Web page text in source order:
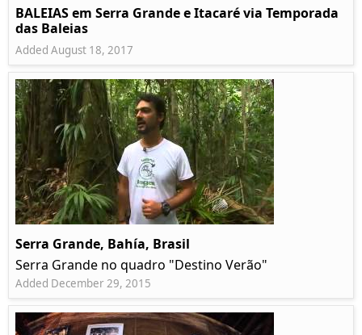
BALEIAS em Serra Grande e Itacaré via Temporada
das Baleias
Added August 18, 2017
Serra Grande, Bahía, Brasil
Serra Grande no quadro "Destino Verão"
Added December 29, 2015